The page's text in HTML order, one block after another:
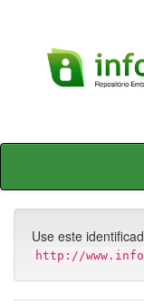
Skip
Use este
http://